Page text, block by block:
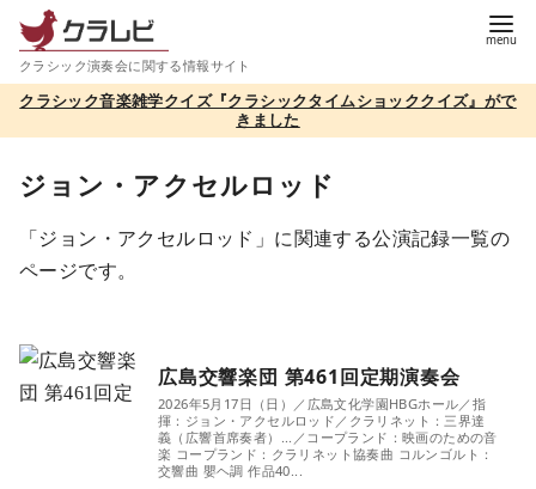
テ
ツ
クラシック演奏会に関する情報サイト
クラシック音楽雑学クイズ『クラシックタイムショッククイズ』がで
きました
ジョン・アクセルロッド
「ジョン・アクセルロッド」に関連する公演記録一覧の
ページです。
広島交響楽団 第461回定期演奏会
2026年5月17日（日）／広島文化学園HBGホール／指
揮：ジョン・アクセルロッド／クラリネット：三界達
義（広響首席奏者）...／コープランド：映画のための音
楽 コープランド：クラリネット協奏曲 コルンゴルト：
交響曲 嬰ヘ調 作品40...